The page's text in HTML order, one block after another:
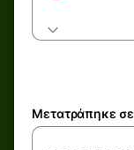
Μετατράπηκε σε